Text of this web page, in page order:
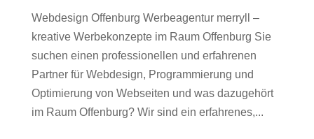
Webdesign Offenburg Werbeagentur merryll –
kreative Werbekonzepte im Raum Offenburg Sie
suchen einen professionellen und erfahrenen
Partner für Webdesign, Programmierung und
Optimierung von Webseiten und was dazugehört
im Raum Offenburg? Wir sind ein erfahrenes,...